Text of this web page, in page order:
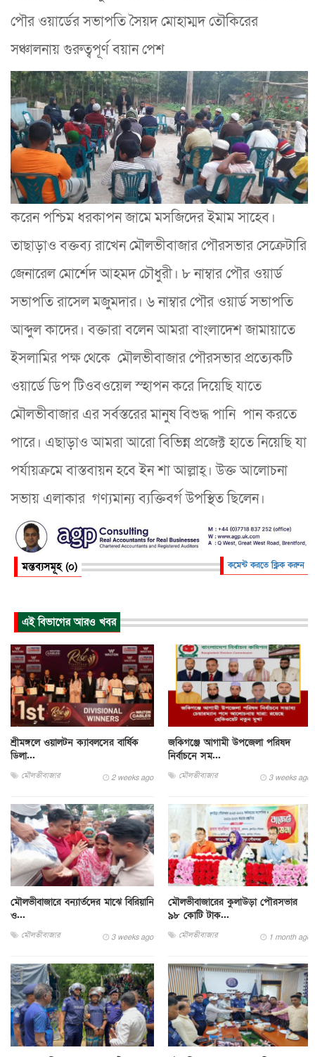
পৌর ওয়ার্ডের সভাপতি সৈয়দ মোহাম্মদ তৌকিরের
সঞ্চালনায় গুরুত্বপূর্ণ বয়ান পেশ
করেন পশ্চিম ধরকাপন জামে মসজিদের ইমাম সাহেব।
তাছাড়াও বক্তব্য রাখেন মৌলভীবাজার পৌরসভার সেক্রেটারি
জেনারেল মোর্শেদ আহমদ চৌধুরী। ৮ নাম্বার পৌর ওয়ার্ড
সভাপতি রাসেল মজুমদার। ৬ নাম্বার পৌর ওয়ার্ড সভাপতি
আব্দুল কাদের। বক্তারা বলেন আমরা বাংলাদেশ জামায়াতে
ইসলামির পক্ষ থেকে মৌলভীবাজার পৌরসভার প্রত‍্যেকটি
ওয়ার্ড‍ে ডিপ টিওবওয়েল স্হাপন করে দিয়েছি যাতে
মৌলভীবাজার এর সর্বস্তরের মানুষ বিশুদ্ধ পানি পান করতে
পারে। এছাড়াও আমরা আরো বিভিন্ন প্রজেক্ট হাতে নিয়েছি যা
পর্যায়ক্রমে বাস্তবায়ন হবে ইন শা আল্লাহ্। উক্ত আলোচনা
সভায় এলাকার গণ‍্যমান‍্য ব‍্যক্তিবর্গ উপস্থিত ছিলেন।
মন্তব্যসমূহ (০) কমেন্ট করতে ক্লিক করুন
এই বিভাগের আরও খবর
শ্রীমঙ্গলে ওয়ালটন ক্যাবলসের বার্ষিক
ডিলা...
মৌলভীবাজার 2 weeks ago
জকিগঞ্জে আগামী উপজেলা পরিষদ
নির্বাচনে সম...
মৌলভীবাজার 3 weeks ago
মৌলভীবাজারে বন্যার্তদের মাঝে বিরিয়ানি
ও...
মৌলভীবাজার 3 weeks ago
মৌলভীবাজারের কুলাউড়া পৌরসভার
৯৮ কোটি টাক...
মৌলভীবাজার 1 month ago